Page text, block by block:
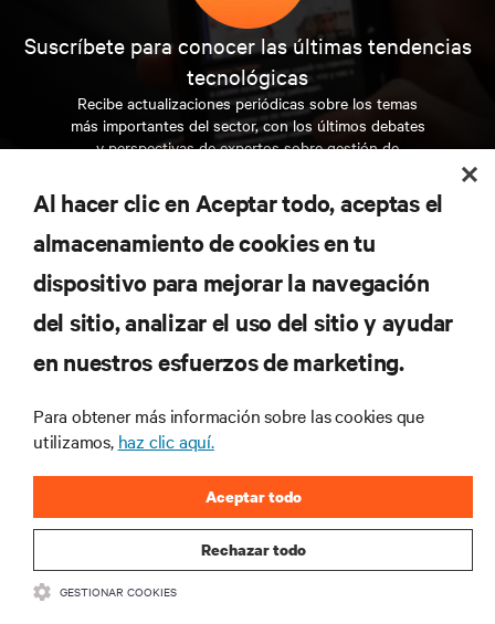
Suscríbete para conocer las últimas tendencias
tecnológicas
Recibe actualizaciones periódicas sobre los temas
más importantes del sector, con los últimos debates
y perspectivas de expertos sobre gestión de
REGÍSTRATE AHORA
SOPORTE
CORPORATIVO
CONECTA CON NOSOTROS
Al hacer clic en Aceptar todo, aceptas el
almacenamiento de cookies en tu
dispositivo para mejorar la navegación
del sitio, analizar el uso del sitio y ayudar
en nuestros esfuerzos de marketing.
Para obtener más información sobre las cookies que
utilizamos, haz clic aquí.
Rechazar todo
Aceptar todo
GESTIONAR COOKIES